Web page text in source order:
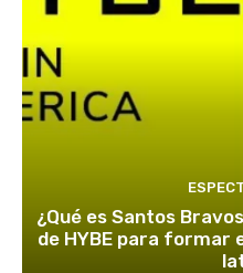
¿Qué es Santos
de HYBE para formar